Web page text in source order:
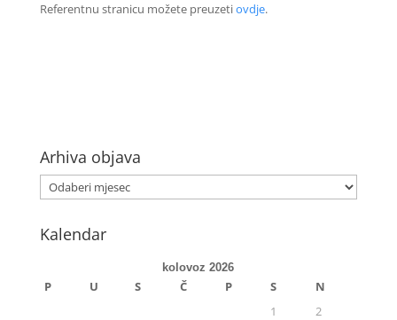
Referentnu stranicu možete preuzetiovdje.
Arhiva objava
Kalendar
kolovoz 2026
P U S Č P S
N
1
2